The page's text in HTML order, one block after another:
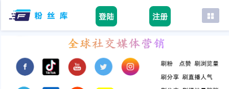
登陆 注册
首页